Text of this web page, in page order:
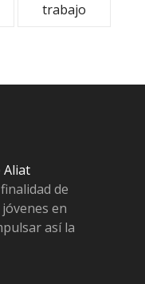
trabajo
Aliat
de
en
así la